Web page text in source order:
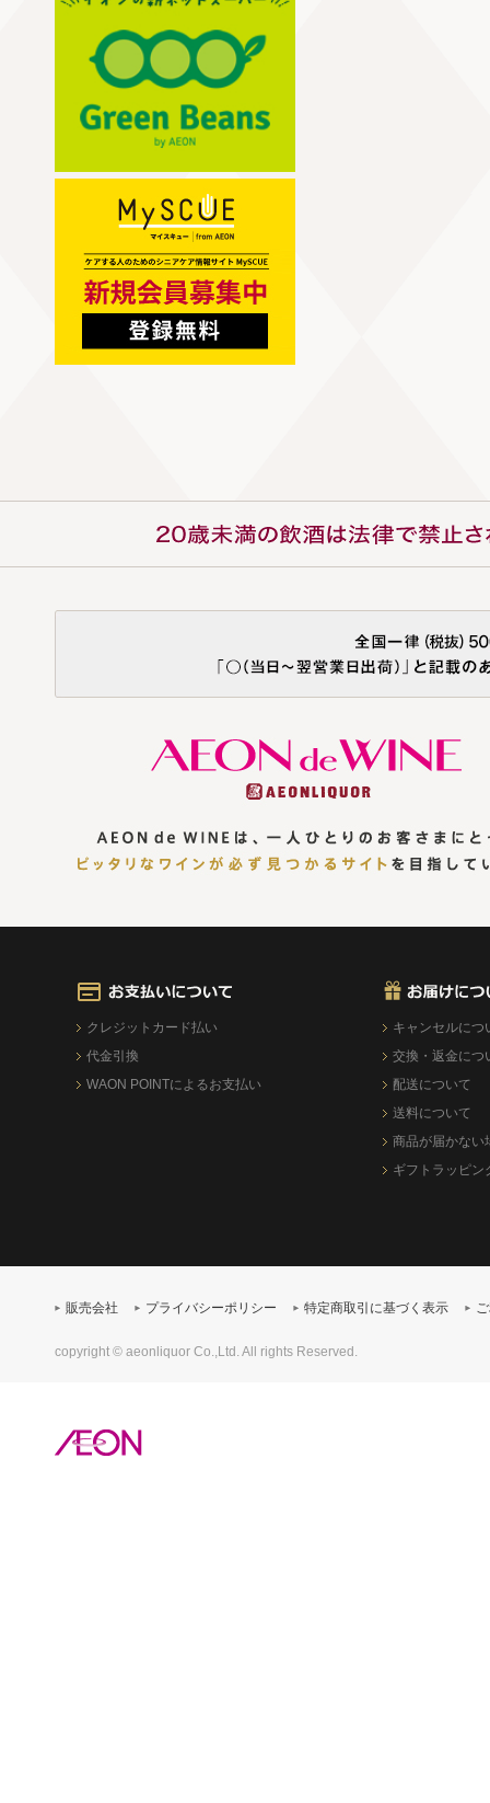
クレジットカード払い
代金引換
WAON POINTによるお支払い
キャンセルにつ
交換・返金につ
配送について
送料について
商品が届かない
ギフトラッピン
販売会社 プライバシーポリシー 特定商取引に基づく表示
copyright © aeonliquor Co.,Ltd. All rights Reserved.